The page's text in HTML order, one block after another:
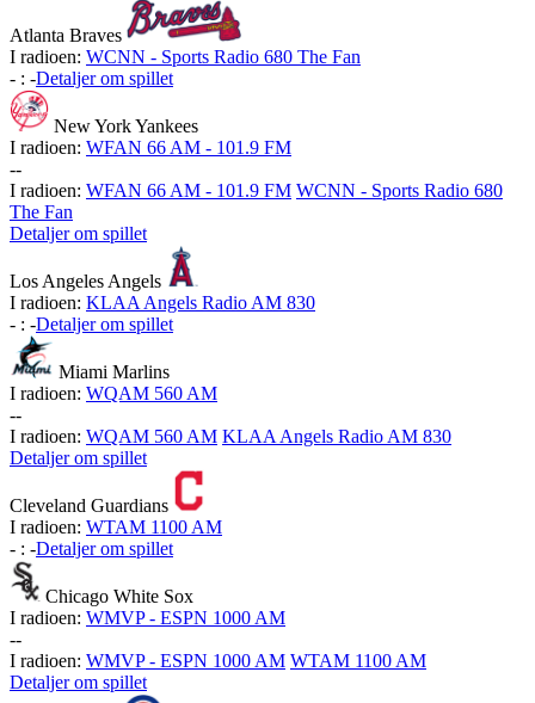
Atlanta Braves
I radioen: WCNN - Sports Radio 680 The Fan
- : -Detaljer om spillet
New York Yankees
I radioen: WFAN 66 AM - 101.9 FM
--
I radioen: WFAN 66 AM - 101.9 FM WCNN - Sports Radio 680
The Fan
Detaljer om spillet
Los Angeles Angels
I radioen: KLAA Angels Radio AM 830
- : -Detaljer om spillet
Miami Marlins
I radioen: WQAM 560 AM
--
I radioen: WQAM 560 AM KLAA Angels Radio AM 830
Detaljer om spillet
Cleveland Guardians
I radioen: WTAM 1100 AM
- : -Detaljer om spillet
Chicago White Sox
I radioen: WMVP - ESPN 1000 AM
--
I radioen: WMVP - ESPN 1000 AM WTAM 1100 AM
Detaljer om spillet